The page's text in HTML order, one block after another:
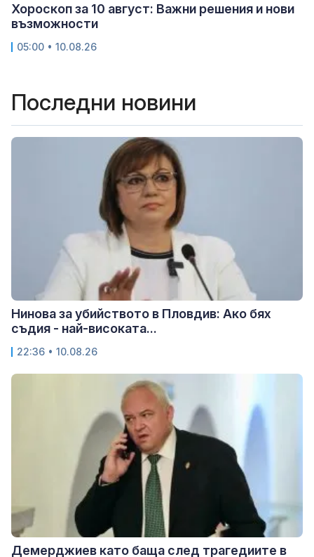
Хороскоп за 10 август: Важни решения и нови
възможности
05:00 • 10.08.26
Последни новини
Нинова за убийството в Пловдив: Ако бях
съдия - най-високата...
22:36 • 10.08.26
Демерджиев като баща след трагедиите в